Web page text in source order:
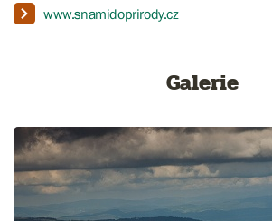
www.snamidoprirody.cz
Galerie